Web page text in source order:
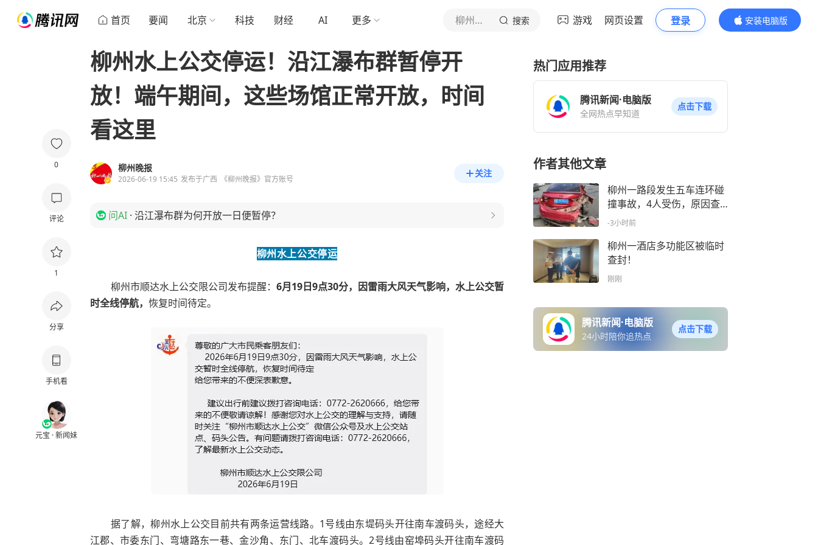
首页 要闻 北京 科技 财经 AI 更多 柳州晚报 搜索 游戏 网页设置 登录
安装电脑版
内容更精彩
0
评论
1
分享
手机看
元宝 · 新闻妹
柳州水上公交停运！沿江瀑布群暂停开
放！端午期间，这些场馆正常开放，时间
看这里
柳州晚报
2026-06-19 15:45 发布于广西 《柳州晚报》官方账号
关注
问AI · 沿江瀑布群为何开放一日便暂停？
柳州水上公交停运
柳州市顺达水上公交限公司发布提醒： 6月19日9点30分，因雷雨大风天气影响，水上公交暂
时全线停航， 恢复时间待定。
据了解，柳州水上公交目前共有两条运营线路。1号线由东堤码头开往南车渡码头，途经大
江郡、市委东门、弯塘路东一巷、金沙角、东门、北车渡码头。2号线由窑埠码头开往南车渡码
热门应用推荐
腾讯新闻·电脑版
全网热点早知道
点击下载
作者其他文章
柳州一路段发生五车连环碰
撞事故，4人受伤，原因查
明
-3小时前
柳州一酒店多功能区被临时
查封！
刚刚
腾讯新闻·电脑版
24小时陪你追热点
点击下载